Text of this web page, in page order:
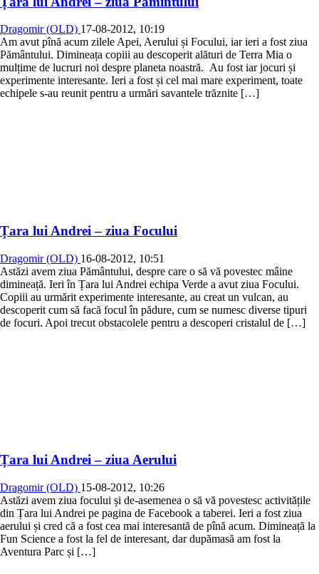
Dragomir (OLD) 17-08-2012, 10:19
Am avut pînă acum zilele Apei, Aerului și Focului, iar ieri a fost ziua
Pământului. Dimineața copiii au descoperit alături de Terra Mia o
mulțime de lucruri noi despre planeta noastră. Au fost iar jocuri și
experimente interesante. Ieri a fost și cel mai mare experiment, toate
echipele s-au reunit pentru a urmări savantele trăznite […]
Țara lui Andrei – ziua Focului
Dragomir (OLD) 16-08-2012, 10:51
Astăzi avem ziua Pământului, despre care o să vă povestec mâine
dimineață. Ieri în Țara lui Andrei echipa Verde a avut ziua Focului.
Copiii au urmărit experimente interesante, au creat un vulcan, au
descoperit cum să facă focul în pădure, cum se numesc diverse tipuri
de focuri. Apoi trecut obstacolele pentru a descoperi cristalul de […]
Țara lui Andrei – ziua Aerului
Dragomir (OLD) 15-08-2012, 10:26
Astăzi avem ziua focului și de-asemenea o să vă povestesc activitățile
din Țara lui Andrei pe pagina de Facebook a taberei. Ieri a fost ziua
aerului și cred că a fost cea mai interesantă de pînă acum. Dimineață la
Fun Science a fost la fel de interesant, dar dupămasă am fost la
Aventura Parc și […]